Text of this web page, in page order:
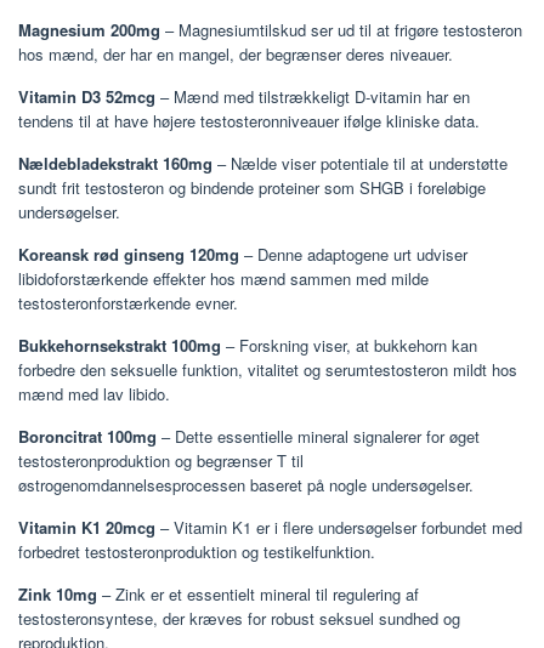
Magnesium 200mg – Magnesiumtilskud ser ud til at frigøre testosteron
hos mænd, der har en mangel, der begrænser deres niveauer.
Vitamin D3 52mcg – Mænd med tilstrækkeligt D-vitamin har en
tendens til at have højere testosteronniveauer ifølge kliniske data.
Nældebladekstrakt 160mg – Nælde viser potentiale til at understøtte
sundt frit testosteron og bindende proteiner som SHGB i foreløbige
undersøgelser.
Koreansk rød ginseng 120mg – Denne adaptogene urt udviser
libidoforstærkende effekter hos mænd sammen med milde
testosteronforstærkende evner.
Bukkehornsekstrakt 100mg – Forskning viser, at bukkehorn kan
forbedre den seksuelle funktion, vitalitet og serumtestosteron mildt hos
mænd med lav libido.
Boroncitrat 100mg – Dette essentielle mineral signalerer for øget
testosteronproduktion og begrænser T til
østrogenomdannelsesprocessen baseret på nogle undersøgelser.
Vitamin K1 20mcg – Vitamin K1 er i flere undersøgelser forbundet med
forbedret testosteronproduktion og testikelfunktion.
Zink 10mg – Zink er et essentielt mineral til regulering af
testosteronsyntese, der kræves for robust seksuel sundhed og
reproduktion.